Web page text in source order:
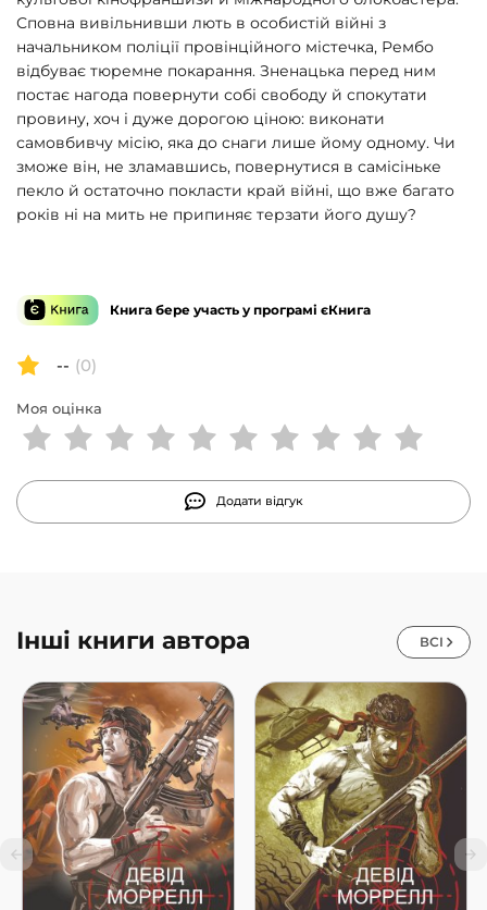
Сповна вивільнивши лють в особистій війні з
начальником поліції провінційного містечка, Рембо
відбуває тюремне покарання. Зненацька перед ним
постає нагода повернути собі свободу й спокутати
провину, хоч і дуже дорогою ціною: виконати
самовбивчу місію, яка до снаги лише йому одному. Чи
зможе він, не зламавшись, повернутися в самісіньке
пекло й остаточно покласти край війні, що вже багато
років ні на мить не припиняє терзати його душу?
Книга бере участь у програмі єКнига
-- (0)
Моя оцінка
Додати відгук
Інші книги автора ВСІ